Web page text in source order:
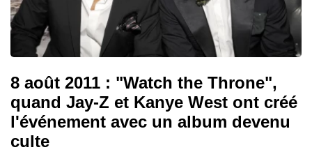
8 août 2011 : "Watch the Throne",
quand Jay-Z et Kanye West ont créé
l'événement avec un album devenu
culte